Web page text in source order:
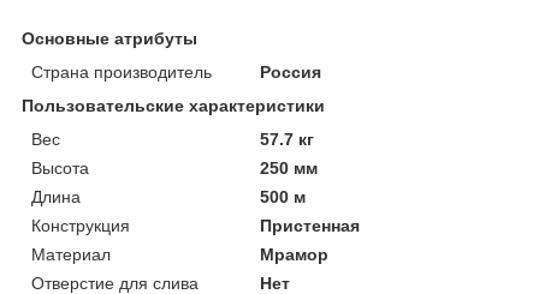
Основные атрибуты
Страна производитель
Россия
Пользовательские характеристики
Вес
57.7 кг
Высота
250 мм
Длина
500 м
Конструкция
Пристенная
Материал
Мрамор
Отверстие для слива
Нет